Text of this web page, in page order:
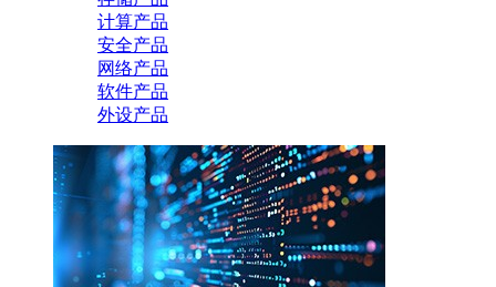
计算产品
安全产品
网络产品
软件产品
外设产品